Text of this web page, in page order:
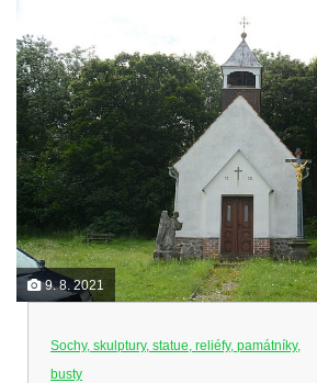
9. 8. 2021
Sochy, skulptury, statue, reliéfy, památníky,
busty